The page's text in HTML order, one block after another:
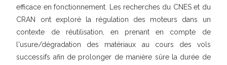
efficace en fonctionnement. Les recherches du CNES et du
CRAN ont exploré la régulation des moteurs dans un
contexte de réutilisation, en prenant en compte de
l'usure/dégradation des matériaux au cours des vols
successifs afin de prolonger de manière sûre la durée de